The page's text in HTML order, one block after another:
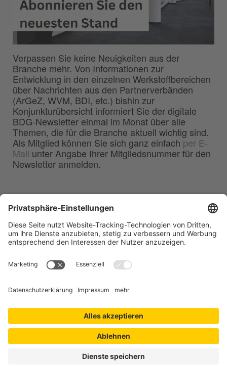
Verpassen Sie keine Neuigkeiten aus der
Branche mehr. Von Informationen zur
Entwicklung in den einzelnen Werkstoffbereichen
über Nachrichten aus den Partnerverbänden
(ArGeZ, WVM, BDI, etc.) bishin zur
Konjunkturübersicht informiert Sie der digitale
BDG-Newsletter einmal im Monat über alle
Themen, die für die Branche aktuell wichtig sind.
Als Mitglied können Sie sich ganz einfach per E-
Mail unter Angabe Ihrer Mitgliedsnummer für den
Newsletter anmelden.
Deutschen Gießerei-Industrie e.V.
40549 Düsseldorf
Telefon:0211 - 68 71 - 03
0211 - 68 71 - 3333
E-Mail:info(at)bdguss.de